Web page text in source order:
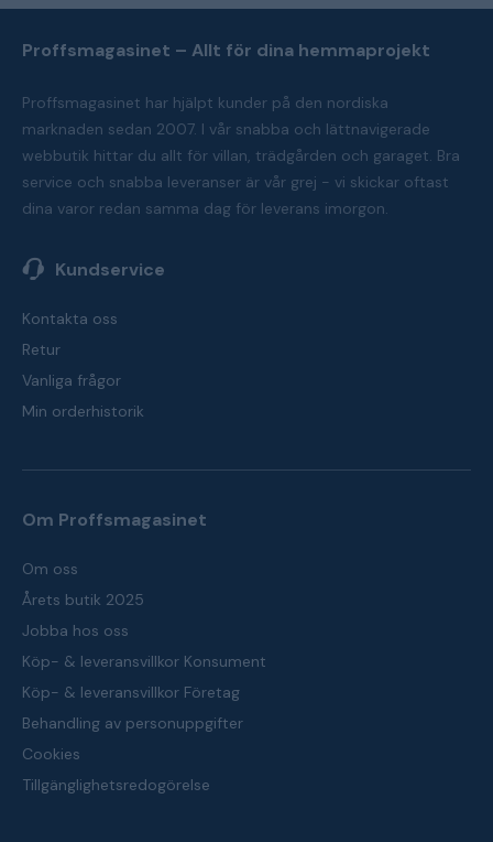
Proffsmagasinet – Allt för dina hemmaprojekt
Proffsmagasinet har hjälpt kunder på den nordiska
marknaden sedan 2007. I vår snabba och lättnavigerade
webbutik hittar du allt för villan, trädgården och garaget. Bra
service och snabba leveranser är vår grej - vi skickar oftast
dina varor redan samma dag för leverans imorgon.
Kundservice
Kontakta oss
Retur
Vanliga frågor
Min orderhistorik
Om Proffsmagasinet
Om oss
Årets butik 2025
Jobba hos oss
Köp- & leveransvillkor Konsument
Köp- & leveransvillkor Företag
Behandling av personuppgifter
Cookies
Tillgänglighetsredogörelse